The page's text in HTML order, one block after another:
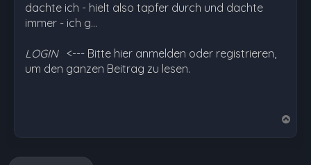
dachte ich - hielt also tapfer durch und dachte
immer - ich g…
LOGIN <--- Bitte hier anmelden oder registrieren,
um den ganzen Beitrag zu lesen.